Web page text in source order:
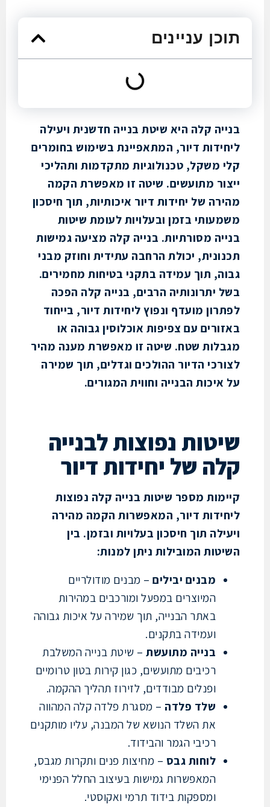
עניינים
קלה היא שיטת בנייה חדשנית ויעילה
דיור, המתאפיינת בשימוש בחומרים
משקל, טכנולוגיות מתקדמות ותהליכי
מתועשים. שיטה זו מאפשרת הקמה
של יחידות דיור איכותיות, תוך חיסכון
בזמן ובעלויות לעומת שיטות
מסורתיות. בנייה קלה מציעה גמישות
יכולת הרחבה עתידית וחוזק מבני
תוך עמידה בתקני בטיחות מחמירים.
יתרונותיה הרבים, בנייה קלה הפכה
מועדף ונפוץ ליחידות דיור, בייחוד
עם צפיפות אוכלוסין גבוהה או
שטח. שיטה זו מאפשרת מענה מהיר
הדיור ההולכים וגדלים, תוך שמירה
הבנייה וחווית המגורים.
נפוצות לבנייה
של יחידות דיור
מספר שיטות בנייה קלה נפוצות
דיור, המאפשרות הקמה מהירה
תוך חיסכון בעלויות ובזמן. בין
המובילות ניתן למנות:
מבנים יבילים– מבנים מודולריים
המיוצרים במפעל ומורכבים במהירות
באתר הבנייה, תוך שמירה על איכות גבוהה
ועמידה בתקנים.
בנייה מתועשת – שיטת בנייה המשלבת
רכיבים מתועשים, כגון קירות בטון טרומיים
ופנלים מבודדים, לזירוז תהליך ההקמה.
שלד פלדה– מסגרת פלדה קלה המהווה
את השלד הנושא של המבנה, עליו מותקנים
רכיבי הגמר והבידוד.
לוחות גבס– מחיצות פנים ותקרות מגבס,
המאפשרות גמישות בעיצוב החלל הפנימי
ומספקות בידוד תרמי ואקוסטי.